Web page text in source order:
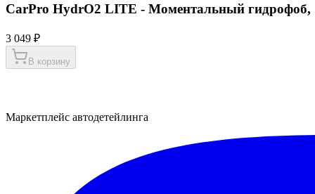
CarPro HydrO2 LITE - Моментальный гидрофоб,
3 049 ₽
В корзину
Маркетплейс автодетейлинга